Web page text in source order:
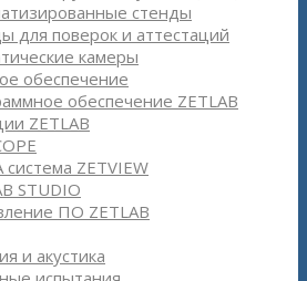
стенды
для поверок и аттестаций
камеры
обеспечение
обеспечение ZETLAB
ZETLAB
система ZETVIEW
STUDIO
ПО ZETLAB
и акустика